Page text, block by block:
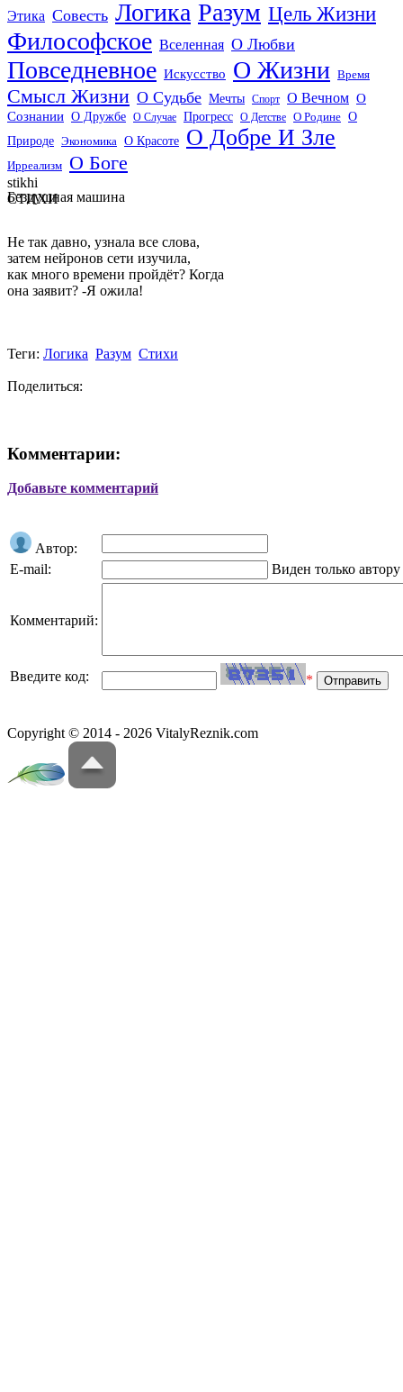
Этика Совесть Логика Разум Цель Жизни
Философское Вселенная О Любви
Повседневное Искусство О Жизни Время
Смысл Жизни О Судьбе Мечты Спорт О Вечном О
Сознании О Дружбе О Случае Прогресс О Детстве О Родине О
Природе Экономика О Красоте О Добре И Зле
Ирреализм О Боге
stikhi
СТИХИ
Бездушная машина
Не так давно, узнала все слова,
затем нейронов сети изучила,
как много времени пройдёт? Когда
она заявит? -Я ожила!
Теги: Логика Разум Стихи
Поделиться:
Комментарии:
Добавьте комментарий
Автор:
E-mail:
Виден только автору
Комментарий:
Введите код: *
Copyright © 2014 - 2026 VitalyReznik.com